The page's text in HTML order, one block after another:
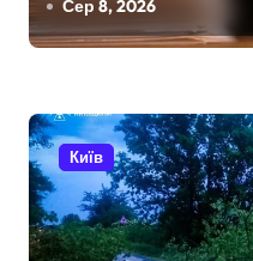
Сер 8, 2026
Київ